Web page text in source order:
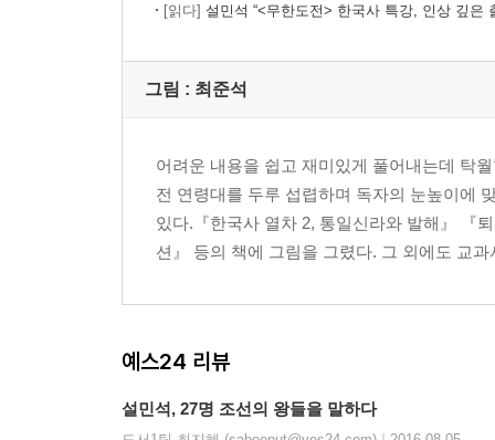
- 문종(文宗)은 사실 무종(武宗)이어야 했다?!
【 제6대 단종 】
- 단종이 고명대신에게 의지할 수밖에 없었던 이유
- 수양대군, 조카인 어린 왕에게 칼을 겨누다!
【 제7대 세조 】
- 모사꾼 한명회, 수양대군을 왕으로 만들기 위해
- 세조의 아내와 술! 그리고 불교 사랑
【 제8대 예종 】
[읽다] 설민석 “<무한도전> 한국사 특강, 인상 깊은
그림 : 최준석
어려운 내용을 쉽고 재미있게 풀어내는데 탁
전 연령대를 두루 섭렵하며 독자의 눈높이에
있다.『한국사 열차 2, 통일신라와 발해』 『
션』 등의 책에 그림을 그렸다. 그 외에도 교
예스24 리뷰
설민석, 27명 조선의 왕들을 말하다